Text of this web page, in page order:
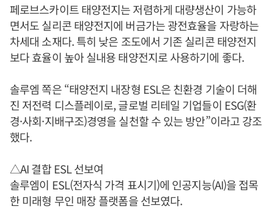
페로브스카이트 태양전지는 저렴하게 대량생산이 가능하
면서도 실리콘 태양전지에 버금가는 광전효율을 자랑하는
차세대 소재다. 특히 낮은 조도에서 기존 실리콘 태양전지
보다 효율이 높아 실내용 태양전지로 사용하기에 좋다.
솔루엠 쪽은 “태양전지 내장형 ESL은 친환경 기술이 더해
진 저전력 디스플레이로, 글로벌 리테일 기업들이 ESG(환
경·사회·지배구조)경영을 실천할 수 있는 방안”이라고 강조
했다.
△AI 결합 ESL 선보여
솔루엠이 ESL(전자식 가격 표시기)에 인공지능(AI)을 접목
한 미래형 무인 매장 플랫폼을 선보였다.